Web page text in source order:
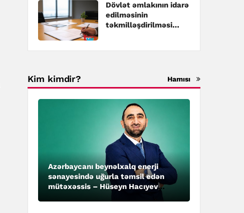
Dövlət əmlakının idarə
edilməsinin
təkmilləşdirilməsi
Kim kimdir? Hamısı
Azərbaycanı beynəlxalq enerji
sənayesində uğurla təmsil edən
mütəxəssis – Hüseyn Hacıyev